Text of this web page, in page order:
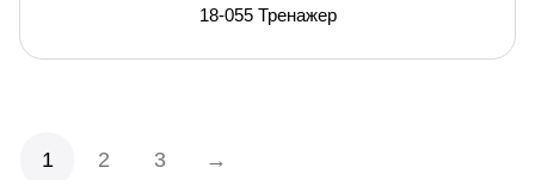
18-055 Тренажер
1 2 3 →